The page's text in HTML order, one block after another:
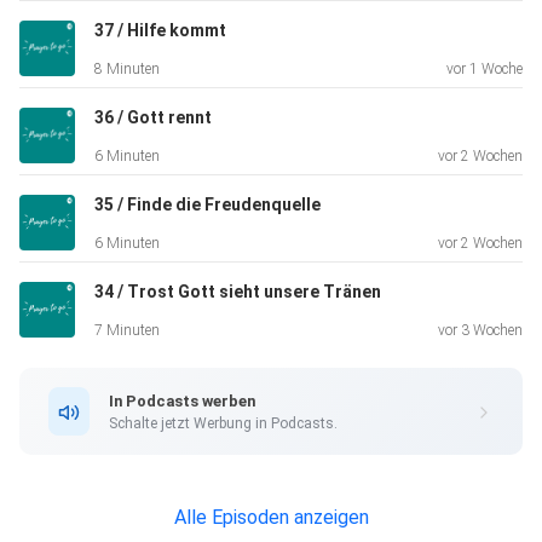
Thema. Gebet ist eine der praktischsten Möglichkeiten,
wie wir
können.
PRAYER TO GO ist eine Glaubenspraxis für das moderne
der Liebe
und Gnade und gibt Ihnen die Kraft, Ihr Leben Tag für Tag,
37 / Hilfe kommt
8 Minuten vor 1 Woche
36 / Gott rennt
6 Minuten vor 2 Wochen
35 / Finde die Freudenquelle
6 Minuten vor 2 Wochen
34 / Trost Gott sieht unsere Tränen
7 Minuten vor 3 Wochen
In Podcasts werben
Schalte jetzt Werbung in Podcasts.
Alle Episoden anzeigen